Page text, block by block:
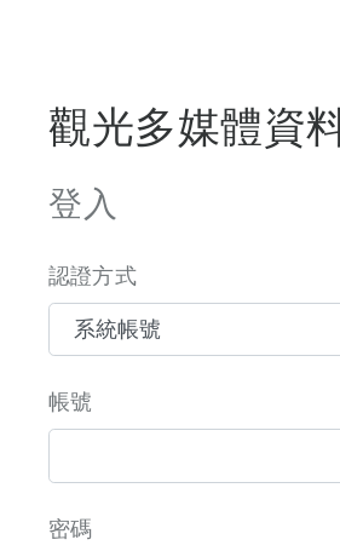
觀光多媒體資
登入
認證方式
帳號
密碼